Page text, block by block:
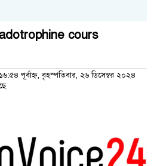
cours
পূর্বাহ্ন, বৃহস্পতিবার, ২৬ ডিসেম্বর ২০২৪